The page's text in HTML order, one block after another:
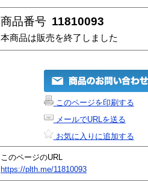
商品番号 11810093
本商品は販売を終了しました
このページを印刷する
メールでURLを送る
お気に入りに追加する
このページのURL
https://plth.me/11810093